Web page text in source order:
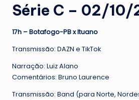
Série C – 02/10/
17h – Botafogo-PB x Ituano
Transmissão: DAZN e TikTok
Narração: Luiz Alano
Comentários: Bruno Laurence
Transmissão: Band (para Norte,